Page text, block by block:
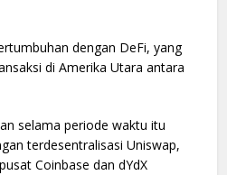
dengan DeFi, yang
di Amerika Utara antara
selama periode waktu itu
terdesentralisasi Uniswap,
Coinbase dan dYdX